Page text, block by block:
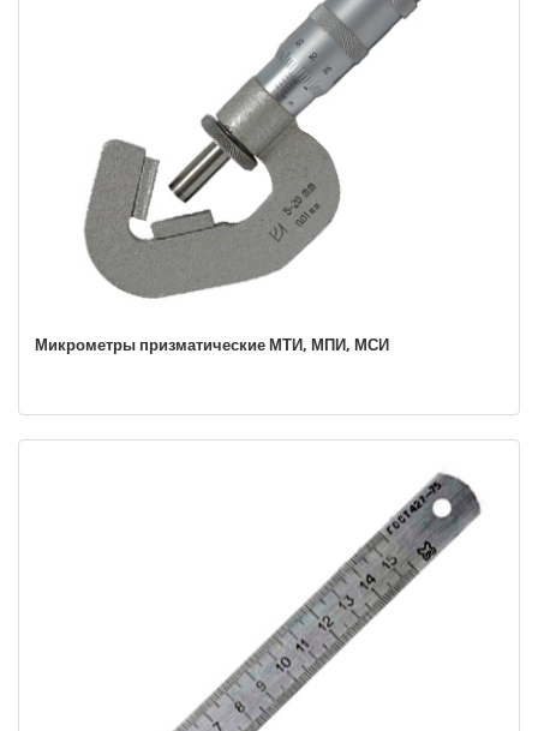
Микрометры призматические МТИ, МПИ, МСИ